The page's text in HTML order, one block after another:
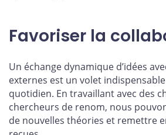
Favoriser la
Un échange dynamique d’idées
externes est un volet
quotidien. En travaillant avec des
chercheurs de renom, nous
de nouvelles théories et remettre